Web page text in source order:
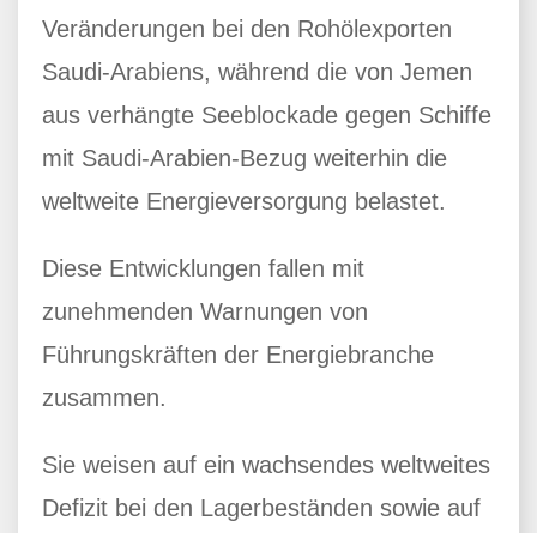
Veränderungen bei den Rohölexporten
Saudi-Arabiens, während die von Jemen
aus verhängte Seeblockade gegen Schiffe
mit Saudi-Arabien-Bezug weiterhin die
weltweite Energieversorgung belastet.
Diese Entwicklungen fallen mit
zunehmenden Warnungen von
Führungskräften der Energiebranche
zusammen.
Sie weisen auf ein wachsendes weltweites
Defizit bei den Lagerbeständen sowie auf